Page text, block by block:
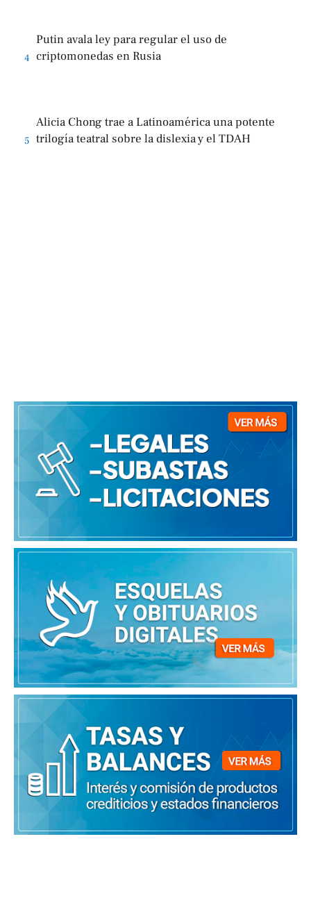
4
Putin avala ley para regular el uso de
criptomonedas en Rusia
5
Alicia Chong trae a Latinoamérica una potente
trilogía teatral sobre la dislexia y el TDAH